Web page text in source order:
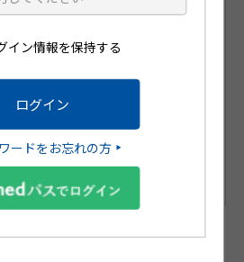
冊子を無料で注文可能
イン情報を保持する
ードをお忘れの方